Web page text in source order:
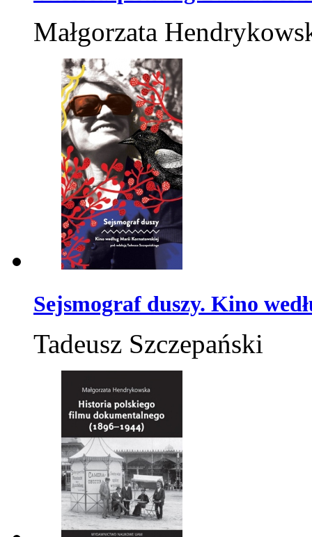
Małgorzata
Sejsmograf duszy. Kino
Tadeusz Szczepański